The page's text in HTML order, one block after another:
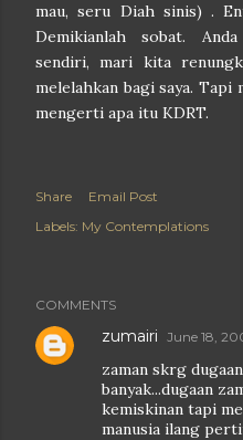
mau, seru Diah sinis) .
Demikianlah sobat.
sendiri, mari kita
melelahkan bagi saya. Tapi
mengerti apa itu KDRT.
Share
Email Post
Labels: My Contemplations
COMMENTS
zumairi June 18,
zaman skrg
banyak...dugaan
kemiskinan tapi
manusia ilang